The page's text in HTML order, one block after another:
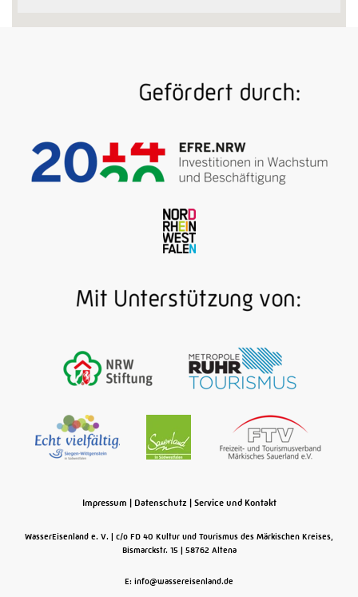
Eine Bahnfahrt entlang der Ruhr von der Quelle bis
zur Mündung – das ermöglicht das expandierende
Eisenbahngesellschaft ab den 1870er Jahren. Ein
durchschlagender Erfolg ist insbesondere der
Er verbindet die gewaltigen Kalksteinvorkommen
östlich von Ratingen mit dem Ruhrgebiet und
Industriebetriebe, die bis dahin ausschließlich auf
die Ruhrschifffahrt angewiesen sind.
Impressum | Datenschutz | Service und Kontakt
WasserEisenland e. V.
c/o FD 40 Kultur und Tourismus des Märkischen Kreises,
Bismarckstr. 15
58762 Altena
E: info@wassereisenland.de